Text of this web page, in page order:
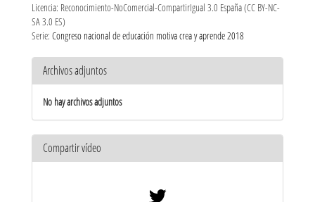
Licencia: Reconocimiento-NoComercial-CompartirIgual 3.0 España (CC BY-NC-
SA 3.0 ES)
Serie: Congreso nacional de educación motiva crea y aprende 2018
Archivos adjuntos
No hay archivos adjuntos
Compartir vídeo